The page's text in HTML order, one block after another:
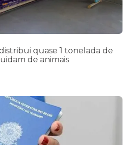
quase 1 tonelada de
de animais